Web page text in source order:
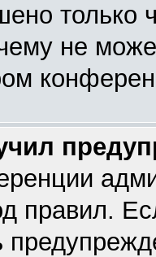
только
не
правил.